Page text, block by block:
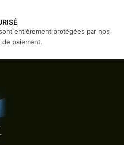
entièrement protégées par nos
de paiement.